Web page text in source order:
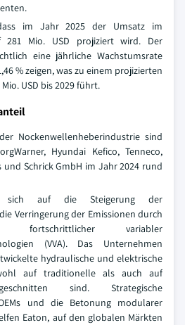
im Jahr 2025 der Umsatz im
281 Mio. USD projiziert wird. Der
eine jährliche Wachstumsrate
% zeigen, was zu einem projizierten
USD bis 2029 führt.
Nockenwellenheberindustrie sind
Hyundai Kefico, Tenneco,
und Schrick GmbH im Jahr 2024 rund
sich auf die Steigerung der
Verringerung der Emissionen durch
fortschrittlicher variabler
(VVA). Das Unternehmen
hydraulische und elektrische
auf traditionelle als auch auf
sind. Strategische
und die Betonung modularer
Eaton, auf den globalen Märkten